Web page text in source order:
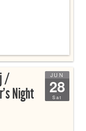
JUN
28
Sat
/
Night